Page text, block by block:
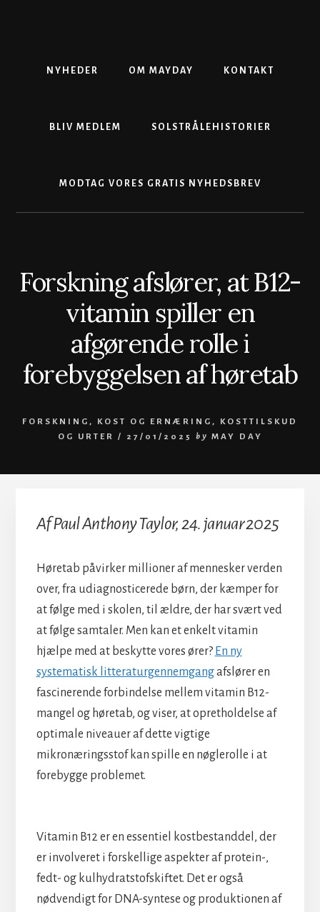
NYHEDER OM MAYDAY KONTAKT
BLIV MEDLEM SOLSTRÅLEHISTORIER
MODTAG VORES GRATIS NYHEDSBREV
Forskning afslører, at B12-
vitamin spiller en
afgørende rolle i
forebyggelsen af høretab
FORSKNING , KOST OG ERNÆRING , KOSTTILSKUD
OG URTER
/ 27/01/2025 by MAY DAY
Af Paul Anthony Taylor, 24. januar 2025
Høretab påvirker millioner af mennesker verden
over, fra udiagnosticerede børn, der kæmper for
at følge med i skolen, til ældre, der har svært ved
at følge samtaler. Men kan et enkelt vitamin
hjælpe med at beskytte vores ører? En ny
systematisk litteraturgennemgangafslører en
fascinerende forbindelse mellem vitamin B12-
mangel og høretab, og viser, at opretholdelse af
optimale niveauer af dette vigtige
mikronæringsstof kan spille en nøglerolle i at
forebygge problemet.
Vitamin B12 er en essentiel kostbestanddel, der
er involveret i forskellige aspekter af protein-,
fedt- og kulhydratstofskiftet. Det er også
nødvendigt for DNA-syntese og produktionen af